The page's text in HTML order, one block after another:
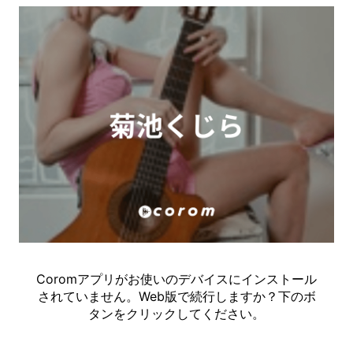
Coromアプリがお使いのデバイスにインストール
されていません。Web版で続行しますか？下のボ
タンをクリックしてください。